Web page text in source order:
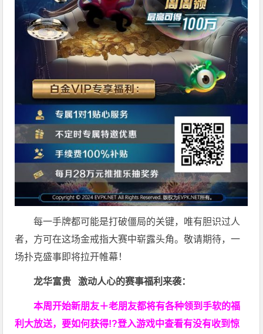
每一手牌都可能是打破僵局的关键，唯有胆识过人
者，方可在这场金戒指大赛中崭露头角。敬请期待，一
场扑克盛事即将拉开帷幕！
龙华富贵 激动人心的赛事福利来袭：
本周开始新朋友＋老朋友都将有各种领到手软的福
利大放送，要如何获得!?登入游戏中查看有没有收到惊